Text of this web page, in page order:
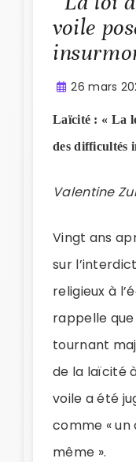
voile
26 mars
Laïcité : « La
des difficultés
Valentine
Vingt ans
sur
religieux à
rappelle
tournant
de la laïcité
voile a été
comme «
même ».